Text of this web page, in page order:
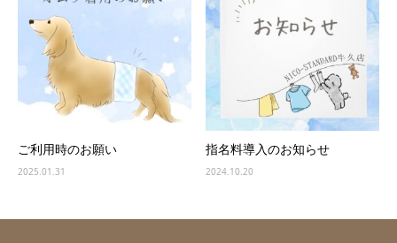
ご利用時のお願い
2025.01.31
指名料導入のお知らせ
2024.10.20